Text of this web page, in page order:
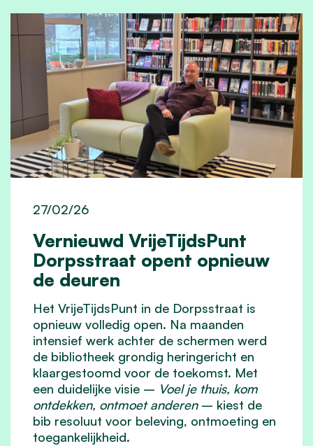
Vernieuwd VrijeTijdsPunt
Dorpsstraat opent opnieuw
de deuren
27/02/26
Het VrijeTijdsPunt in de Dorpsstraat is
opnieuw volledig open. Na maanden
intensief werk achter de schermen werd
de bibliotheek grondig heringericht en
klaargestoomd voor de toekomst. Met
een duidelijke visie – Voel je thuis, kom
ontdekken, ontmoet anderen– kiest de
bib resoluut voor beleving, ontmoeting en
toegankelijkheid.